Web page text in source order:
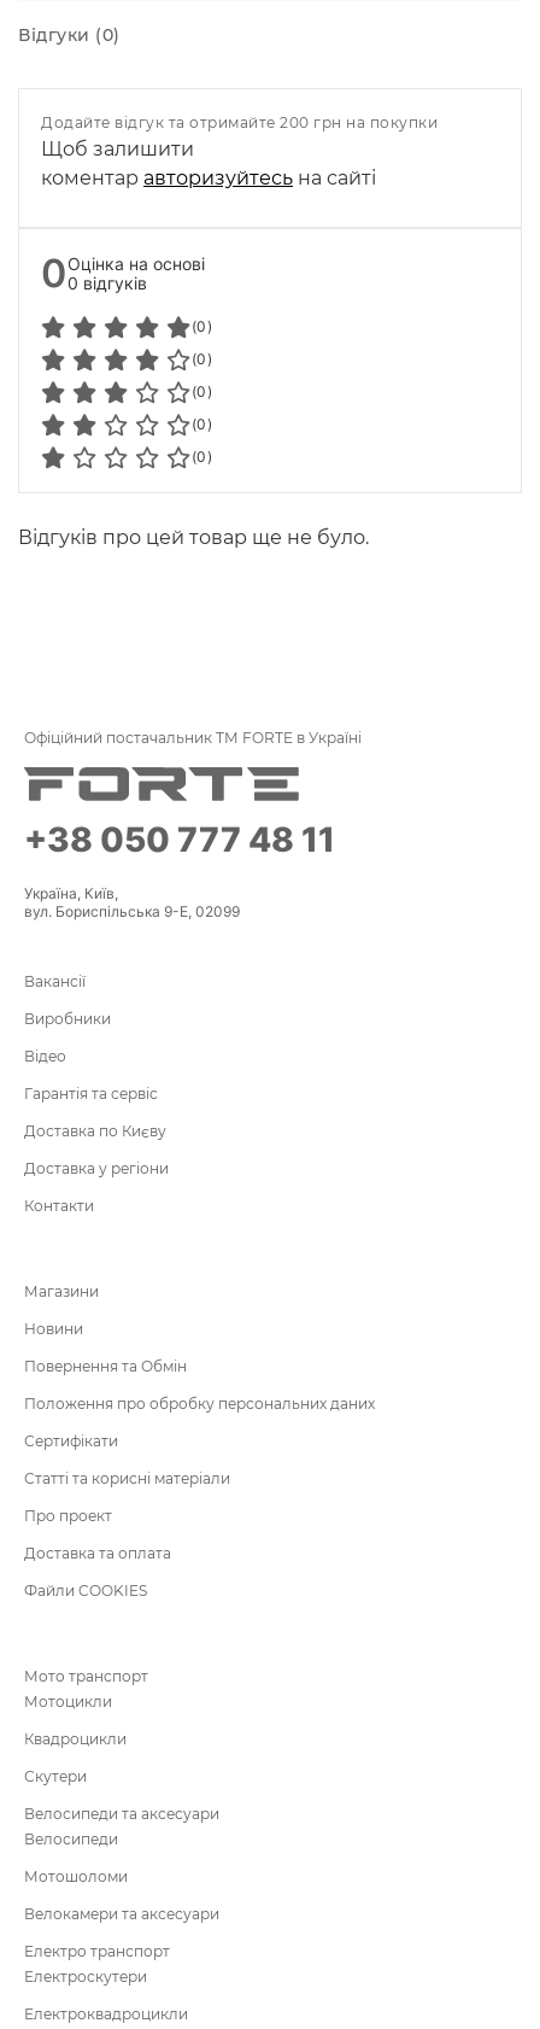
Відгуки (0)
Додайте відгук та отримайте 200 грн на покупки
Щоб залишити
коментар авторизуйтесь на сайті
0Оцінка на основі
0 відгуків
(0)
(0)
(0)
(0)
(0)
Відгуків про цей товар ще не було.
Офіційний постачальник ТМ FORTE в Україні
+38 050 777 48 11
Україна, Київ,
вул. Бориспільська 9-Е, 02099
Вакансії
Виробники
Відео
Гарантія та сервіс
Доставка по Києву
Доставка у регіони
Контакти
Магазини
Новини
Повернення та Обмін
Положення про обробку персональних даних
Сертифікати
Статті та корисні матеріали
Про проект
Доставка та оплата
Файли COOKIES
Мото транспорт
Мотоцикли
Квадроцикли
Скутери
Велосипеди та аксесуари
Велосипеди
Мотошоломи
Велокамери та аксесуари
Електро транспорт
Електроскутери
Електроквадроцикли